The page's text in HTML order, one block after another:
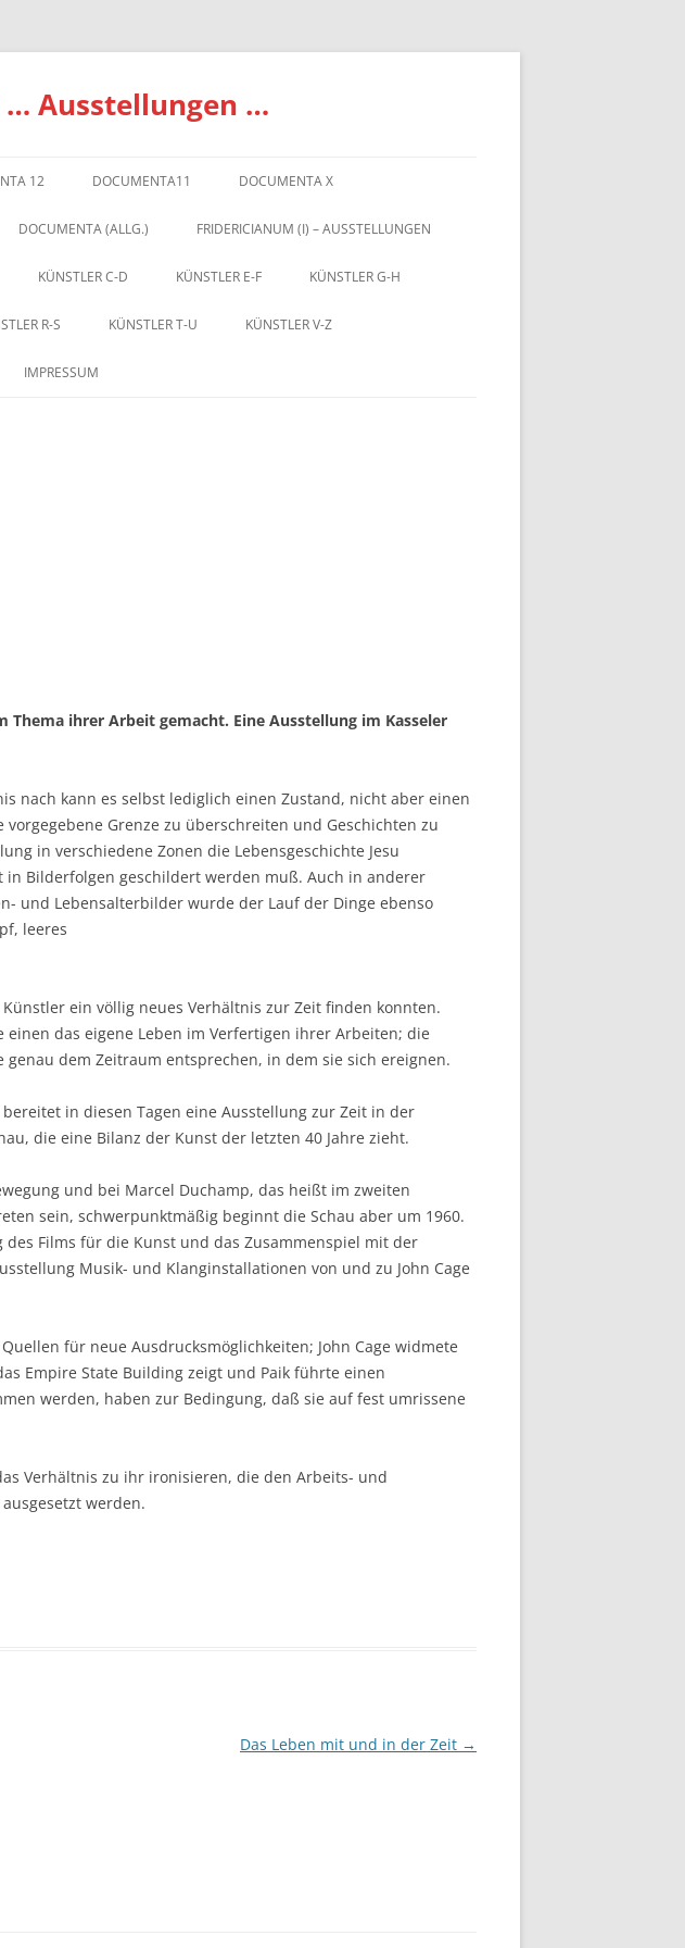
Ausstellungen …
12 DOCUMENTA11 DOCUMENTA X
DOCUMENTA (ALLG.) FRIDERICIANUM (I) – AUSSTELLUNGEN
KÜNSTLER C-D KÜNSTLER E-F KÜNSTLER G-H
R-S KÜNSTLER T-U KÜNSTLER V-Z
IMPRESSUM
ihrer Arbeit gemacht. Eine Ausstellung im Kasseler
nach kann es selbst lediglich einen Zustand, nicht aber einen
Grenze zu überschreiten und Geschichten zu
in verschiedene Zonen die Lebensgeschichte Jesu
Bilderfolgen geschildert werden muß. Auch in anderer
und Lebensalterbilder wurde der Lauf der Dinge ebenso
leeres
ein völlig neues Verhältnis zur Zeit finden konnten.
das eigene Leben im Verfertigen ihrer Arbeiten; die
dem Zeitraum entsprechen, in dem sie sich ereignen.
in diesen Tagen eine Ausstellung zur Zeit in der
die eine Bilanz der Kunst der letzten 40 Jahre zieht.
und bei Marcel Duchamp, das heißt im zweiten
sein, schwerpunktmäßig beginnt die Schau aber um 1960.
Films für die Kunst und das Zusammenspiel mit der
Musik- und Klanginstallationen von und zu John Cage
für neue Ausdrucksmöglichkeiten; John Cage widmete
Empire State Building zeigt und Paik führte einen
werden, haben zur Bedingung, daß sie auf fest umrissene
Verhältnis zu ihr ironisieren, die den Arbeits- und
werden.
Das Leben mit und in der Zeit →